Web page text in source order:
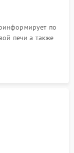
по
печи а также